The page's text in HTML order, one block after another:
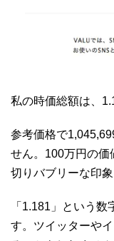
私の時価総額は、
参考価格で
せん。100万円の価
切りバブリーな印
「1.181」という
す。ツイッターや